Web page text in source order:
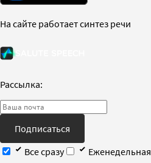
На сайте работает синтез речи
Рассылка:
Подписаться
Все сразу
Еженедельная